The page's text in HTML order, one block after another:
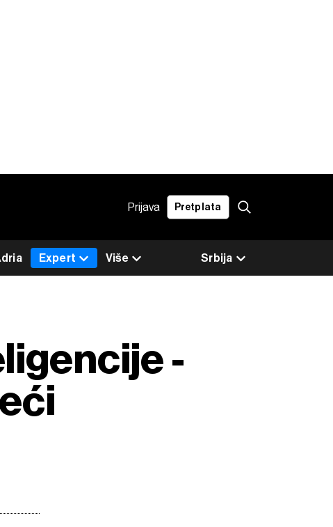
Prijava Pretplata
Srbija
Expert Više
-